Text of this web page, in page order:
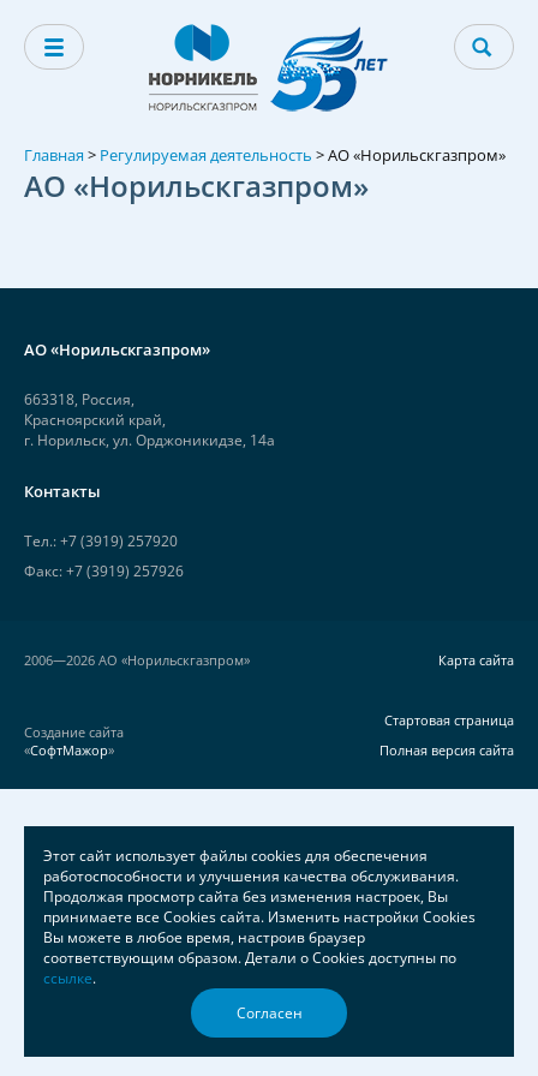
Главная > Регулируемая деятельность >АО «Норильскгазпром»
АО «Норильскгазпром»
АО «Норильскгазпром»
663318, Россия,
Красноярский край,
г. Норильск, ул. Орджоникидзе, 14а
Контакты
Тел.: +7 (3919) 257920
Факс: +7 (3919) 257926
2006—2026 АО «Норильскгазпром» Карта сайта
Полная версия сайта
Стартовая страница
Создание сайта
«СофтМажор»
Этот сайт использует файлы cookies для обеспечения
работоспособности и улучшения качества обслуживания.
Продолжая просмотр сайта без изменения настроек, Вы
принимаете все Cookies сайта. Изменить настройки Cookies
Вы можете в любое время, настроив браузер
соответствующим образом. Детали о Cookies доступны по
ссылке.
Согласен